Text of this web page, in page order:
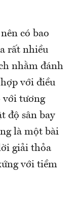
có bao
rất nhiều
nhằm đánh
với điều
với tương
độ sân bay
là một bài
giải thỏa
với tiềm